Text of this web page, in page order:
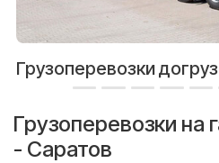
Грузоперевозки
Грузоперевозки на
- Саратов